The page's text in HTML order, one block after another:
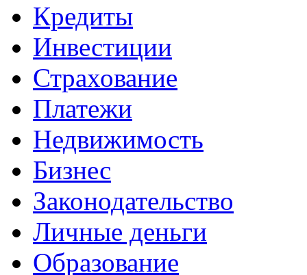
Кредиты
Инвестиции
Страхование
Платежи
Недвижимость
Бизнес
Законодательство
Личные деньги
Образование